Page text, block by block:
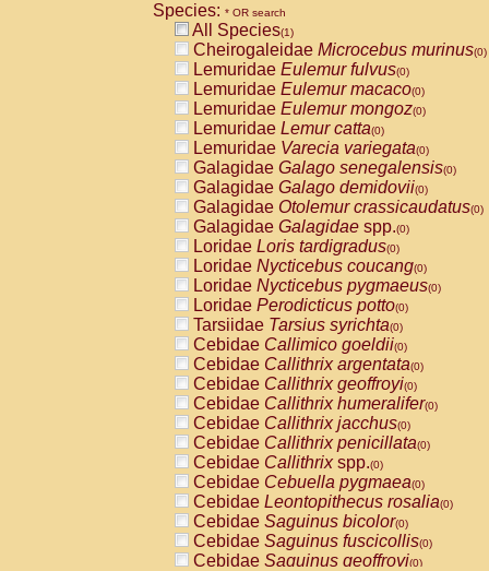
Species: * OR search
All Species(1)
Cheirogaleidae Microcebus murinus(0)
Lemuridae Eulemur fulvus(0)
Lemuridae Eulemur macaco(0)
Lemuridae Eulemur mongoz(0)
Lemuridae Lemur catta(0)
Lemuridae Varecia variegata(0)
Galagidae Galago senegalensis(0)
Galagidae Galago demidovii(0)
Galagidae Otolemur crassicaudatus(0)
Galagidae Galagidae spp.(0)
Loridae Loris tardigradus(0)
Loridae Nycticebus coucang(0)
Loridae Nycticebus pygmaeus(0)
Loridae Perodicticus potto(0)
Tarsiidae Tarsius syrichta(0)
Cebidae Callimico goeldii(0)
Cebidae Callithrix argentata(0)
Cebidae Callithrix geoffroyi(0)
Cebidae Callithrix humeralifer(0)
Cebidae Callithrix jacchus(0)
Cebidae Callithrix penicillata(0)
Cebidae Callithrixspp.(0)
Cebidae Cebuella pygmaea(0)
Cebidae Leontopithecus rosalia(0)
Cebidae Saguinus bicolor(0)
Cebidae Saguinus fuscicollis(0)
Cebidae Saguinus geoffroyi(0)